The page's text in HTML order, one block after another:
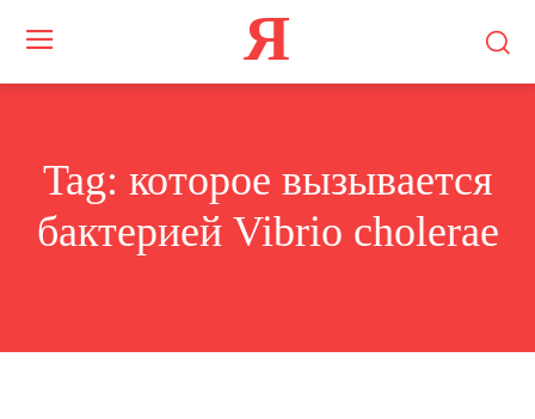
Я
Tag: которое вызывается
бактерией Vibrio cholerae